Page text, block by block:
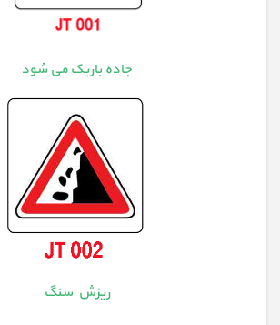
جاده باریک می شود
ریزش سنگ